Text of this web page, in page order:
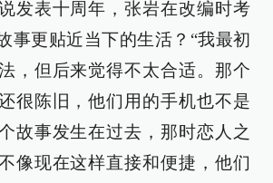
发表十周年，张岩在改编时考
事更贴近当下的生活？“我最初
，但后来觉得不太合适。那个
很陈旧，他们用的手机也不是
故事发生在过去，那时恋人之
像现在这样直接和便捷，他们